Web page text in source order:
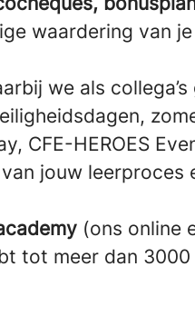
waardering van
we als collega’s
CFE-HEROES
jouw leerproces
(ons online
tot meer dan